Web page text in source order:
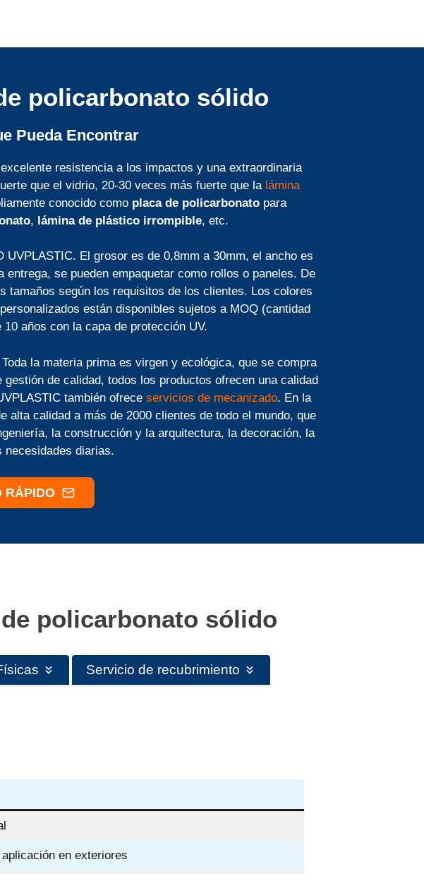
policarbonato sólido
Pueda Encontrar
resistencia a los impactos y una extraordinaria
que el vidrio, 20-30 veces más fuerte que la lámina
conocido como placa de policarbonatopara
, lámina de plástico irrompible, etc.
El grosor es de 0,8mm a 30mm, el ancho es
se pueden empaquetar como rollos o paneles. De
tamaños según los requisitos de los clientes. Los colores
están disponibles sujetos a MOQ (cantidad
años con la capa de protección UV.
la materia prima es virgen y ecológica, que se compra
de calidad, todos los productos ofrecen una calidad
también ofrece servicios de mecanizado. En la
calidad a más de 2000 clientes de todo el mundo, que
la construcción y la arquitectura, la decoración, la
necesidades diarias.
RÁPIDO
policarbonato sólido
Servicio de recubrimiento
en exteriores